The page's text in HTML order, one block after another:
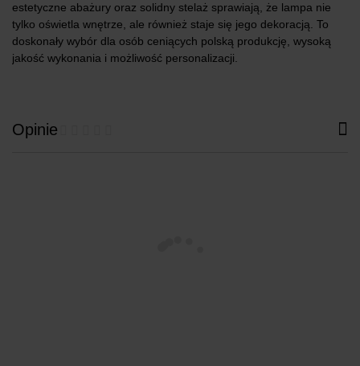
estetyczne abażury oraz solidny stelaż sprawiają, że lampa nie
tylko oświetla wnętrze, ale również staje się jego dekoracją. To
doskonały wybór dla osób ceniących polską produkcję, wysoką
jakość wykonania i możliwość personalizacji.
Opinie